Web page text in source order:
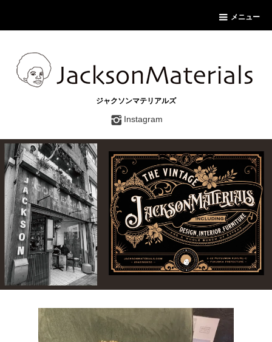
メニュー
ジャクソンマテリアルズ
Instagram